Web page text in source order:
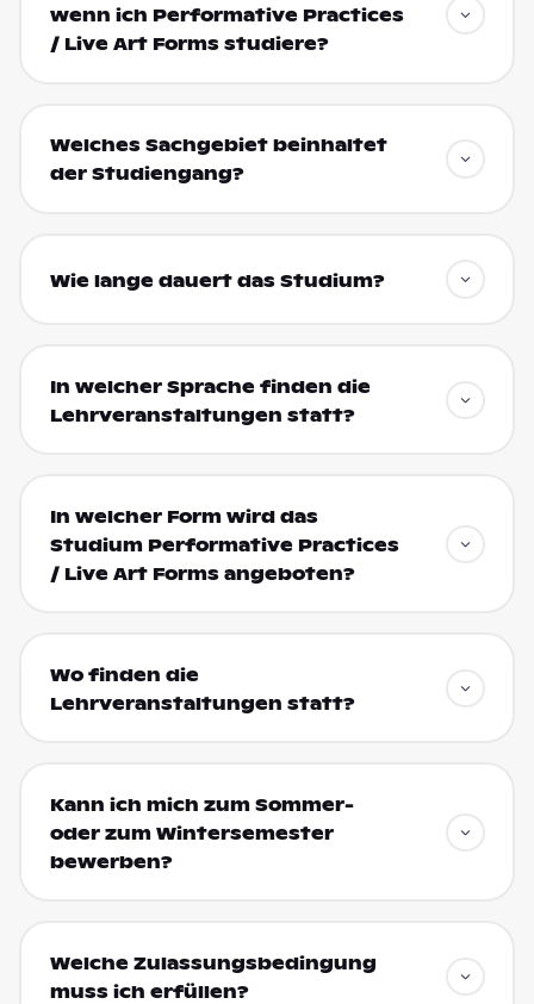
wenn ich Performative Practices
/ Live Art Forms studiere?
Welches Sachgebiet beinhaltet
der Studiengang?
Wie lange dauert das Studium?
In welcher Sprache finden die
Lehrveranstaltungen statt?
In welcher Form wird das
Studium Performative Practices
/ Live Art Forms angeboten?
Wo finden die
Lehrveranstaltungen statt?
Kann ich mich zum Sommer-
oder zum Wintersemester
bewerben?
Welche Zulassungsbedingung
muss ich erfüllen?